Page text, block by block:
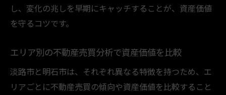
し、変化の兆しを早期にキャッチすることが、資産価値
を守るコツです。
エリア別の不動産売買分析で資産価値を比較
淡路市と明石市は、それぞれ異なる特徴を持つため、エ
リアごとに不動産売買の傾向や資産価値を比較すること